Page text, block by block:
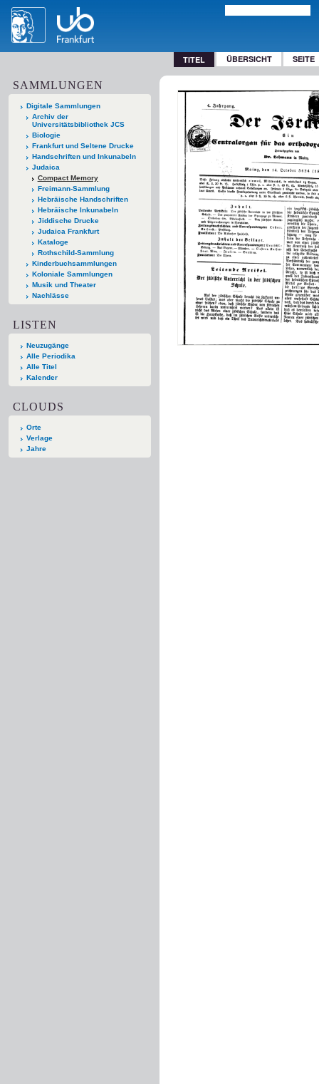
TITEL ÜBERSICHT SEITE
SAMMLUNGEN
Digitale Sammlungen
Archiv der
Universitätsbibliothek JCS
Biologie
Frankfurt und Seltene Drucke
Handschriften und Inkunabeln
Judaica
Compact Memory
Freimann-Sammlung
Hebräische Handschriften
Hebräische Inkunabeln
Jiddische Drucke
Judaica Frankfurt
Kataloge
Rothschild-Sammlung
Kinderbuchsammlungen
Koloniale Sammlungen
Musik und Theater
Nachlässe
LISTEN
Neuzugänge
Alle Periodika
Alle Titel
Kalender
CLOUDS
Orte
Verlage
Jahre